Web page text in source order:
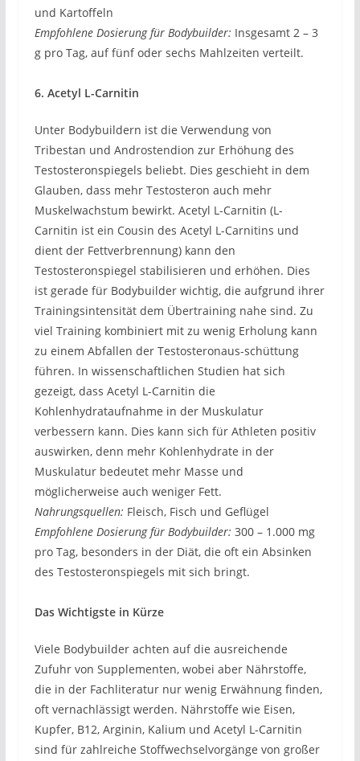
und Kartoffeln
Empfohlene Dosierung für Bodybuilder: Insgesamt 2 – 3
g pro Tag, auf fünf oder sechs Mahlzeiten verteilt.
6. Acetyl L-Carnitin
Unter Bodybuildern ist die Verwendung von
Tribestan und Androstendion zur Erhöhung des
Testosteronspiegels beliebt. Dies geschieht in dem
Glauben, dass mehr Testosteron auch mehr
Muskelwachstum bewirkt. Acetyl L-Carnitin (L-
Carnitin ist ein Cousin des Acetyl L-Carnitins und
dient der Fettverbrennung) kann den
Testosteronspiegel stabilisieren und erhöhen. Dies
ist gerade für Bodybuilder wichtig, die aufgrund ihrer
Trainingsintensität dem Übertraining nahe sind. Zu
viel Training kombiniert mit zu wenig Erholung kann
zu einem Abfallen der Testosteronaus-schüttung
führen. In wissenschaftlichen Studien hat sich
gezeigt, dass Acetyl L-Carnitin die
Kohlenhydrataufnahme in der Muskulatur
verbessern kann. Dies kann sich für Athleten positiv
auswirken, denn mehr Kohlenhydrate in der
Muskulatur bedeutet mehr Masse und
möglicherweise auch weniger Fett.
Nahrungsquellen: Fleisch, Fisch und Geflügel
Empfohlene Dosierung für Bodybuilder: 300 – 1.000 mg
pro Tag, besonders in der Diät, die oft ein Absinken
des Testosteronspiegels mit sich bringt.
Das Wichtigste in Kürze
Viele Bodybuilder achten auf die ausreichende
Zufuhr von Supplementen, wobei aber Nährstoffe,
die in der Fachliteratur nur wenig Erwähnung finden,
oft vernachlässigt werden. Nährstoffe wie Eisen,
Kupfer, B12, Arginin, Kalium und Acetyl L-Carnitin
sind für zahlreiche Stoffwechselvorgänge von großer